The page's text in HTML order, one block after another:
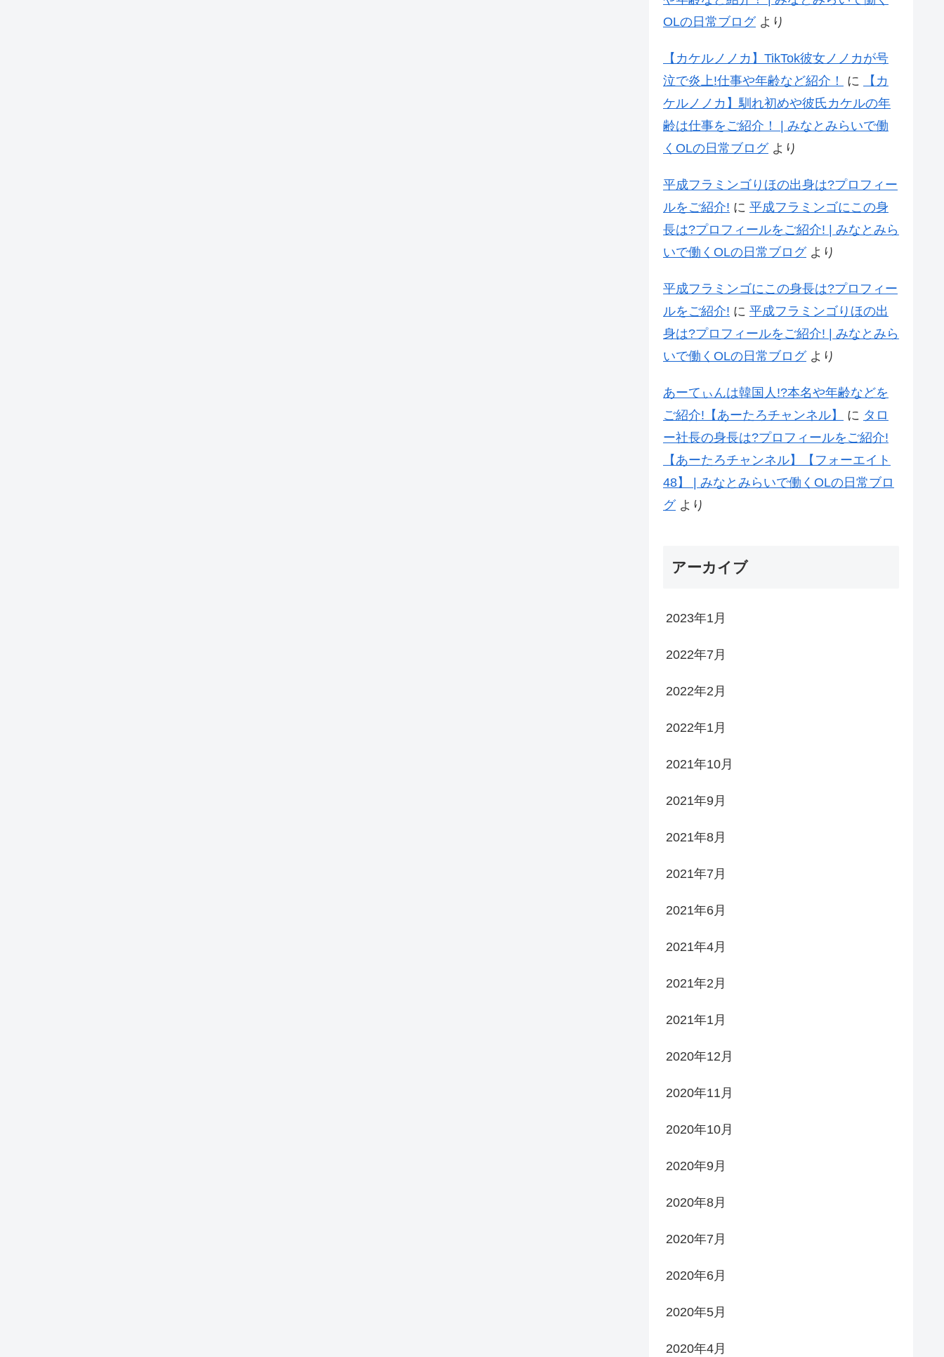
OLの日常ブログより
【カケルノノカ】TikTok彼女ノノカが号
泣で炎上!仕事や年齢など紹介！
に
【カ
ケルノノカ】馴れ初めや彼氏カケルの年
齢は仕事をご紹介！ | みなとみらいで働
くOLの日常ブログより
平成フラミンゴりほの出身は?プロフィー
ルをご紹介! に 平成フラミンゴにこの身
長は?プロフィールをご紹介! | みなとみら
いで働くOLの日常ブログより
平成フラミンゴにこの身長は?プロフィー
ルをご紹介! に 平成フラミンゴりほの出
身は?プロフィールをご紹介! | みなとみら
いで働くOLの日常ブログより
あーてぃんは韓国人!?本名や年齢などを
ご紹介!【あーたろチャンネル】
に タロ
ー社長の身長は?プロフィールをご紹介!
【あーたろチャンネル】【フォーエイト
48】 | みなとみらいで働くOLの日常ブロ
グより
アーカイブ
2023年1月
2022年7月
2022年2月
2022年1月
2021年10月
2021年9月
2021年8月
2021年7月
2021年6月
2021年4月
2021年2月
2021年1月
2020年12月
2020年11月
2020年10月
2020年9月
2020年8月
2020年7月
2020年6月
2020年5月
2020年4月